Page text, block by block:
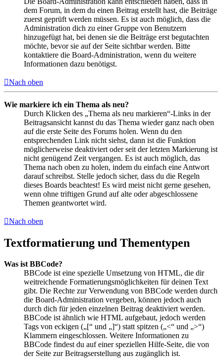
dem Forum, in dem du einen Beitrag erstellt hast, die Beiträge
zuerst geprüft werden müssen. Es ist auch möglich, dass die
Administration dich zu einer Gruppe von Benutzern
hinzugefügt hat, bei denen sie die Beiträge erst begutachten
möchte, bevor sie auf der Seite sichtbar werden. Bitte
kontaktiere die Board-Administration, wenn du weitere
Informationen dazu benötigst.
Nach oben
Wie markiere ich ein Thema als neu?
Durch Klicken des „Thema als neu markieren“-Links in der
Beitragsansicht kannst du das Thema wieder ganz nach oben
auf die erste Seite des Forums holen. Wenn du den
entsprechenden Link nicht siehst, dann ist die Funktion
möglicherweise deaktiviert oder seit der letzten Markierung ist
nicht genügend Zeit vergangen. Es ist auch möglich, das
Thema nach oben zu holen, indem du einfach eine Antwort
darauf schreibst. Stelle jedoch sicher, dass du die Regeln
dieses Boards beachtest! Es wird meist nicht gerne gesehen,
wenn ohne triftigen Grund auf alte oder abgeschlossene
Themen geantwortet wird.
Nach oben
Textformatierung und Thementypen
Was ist BBCode?
BBCode ist eine spezielle Umsetzung von HTML, die dir
weitreichende Formatierungsmöglichkeiten für deinen Text
gibt. Die Rechte zur Verwendung von BBCode werden durch
die Board-Administration vergeben, können jedoch auch
durch dich für jeden einzelnen Beitrag deaktiviert werden.
BBCode ist ähnlich wie HTML aufgebaut, jedoch werden
Tags von eckigen („[“ und „]“) statt spitzen („<“ und „>“)
Klammern eingeschlossen. Weitere Informationen zu
BBCode findest du auf einer speziellen Hilfe-Seite, die von
der Seite zur Beitragserstellung aus zugänglich ist.